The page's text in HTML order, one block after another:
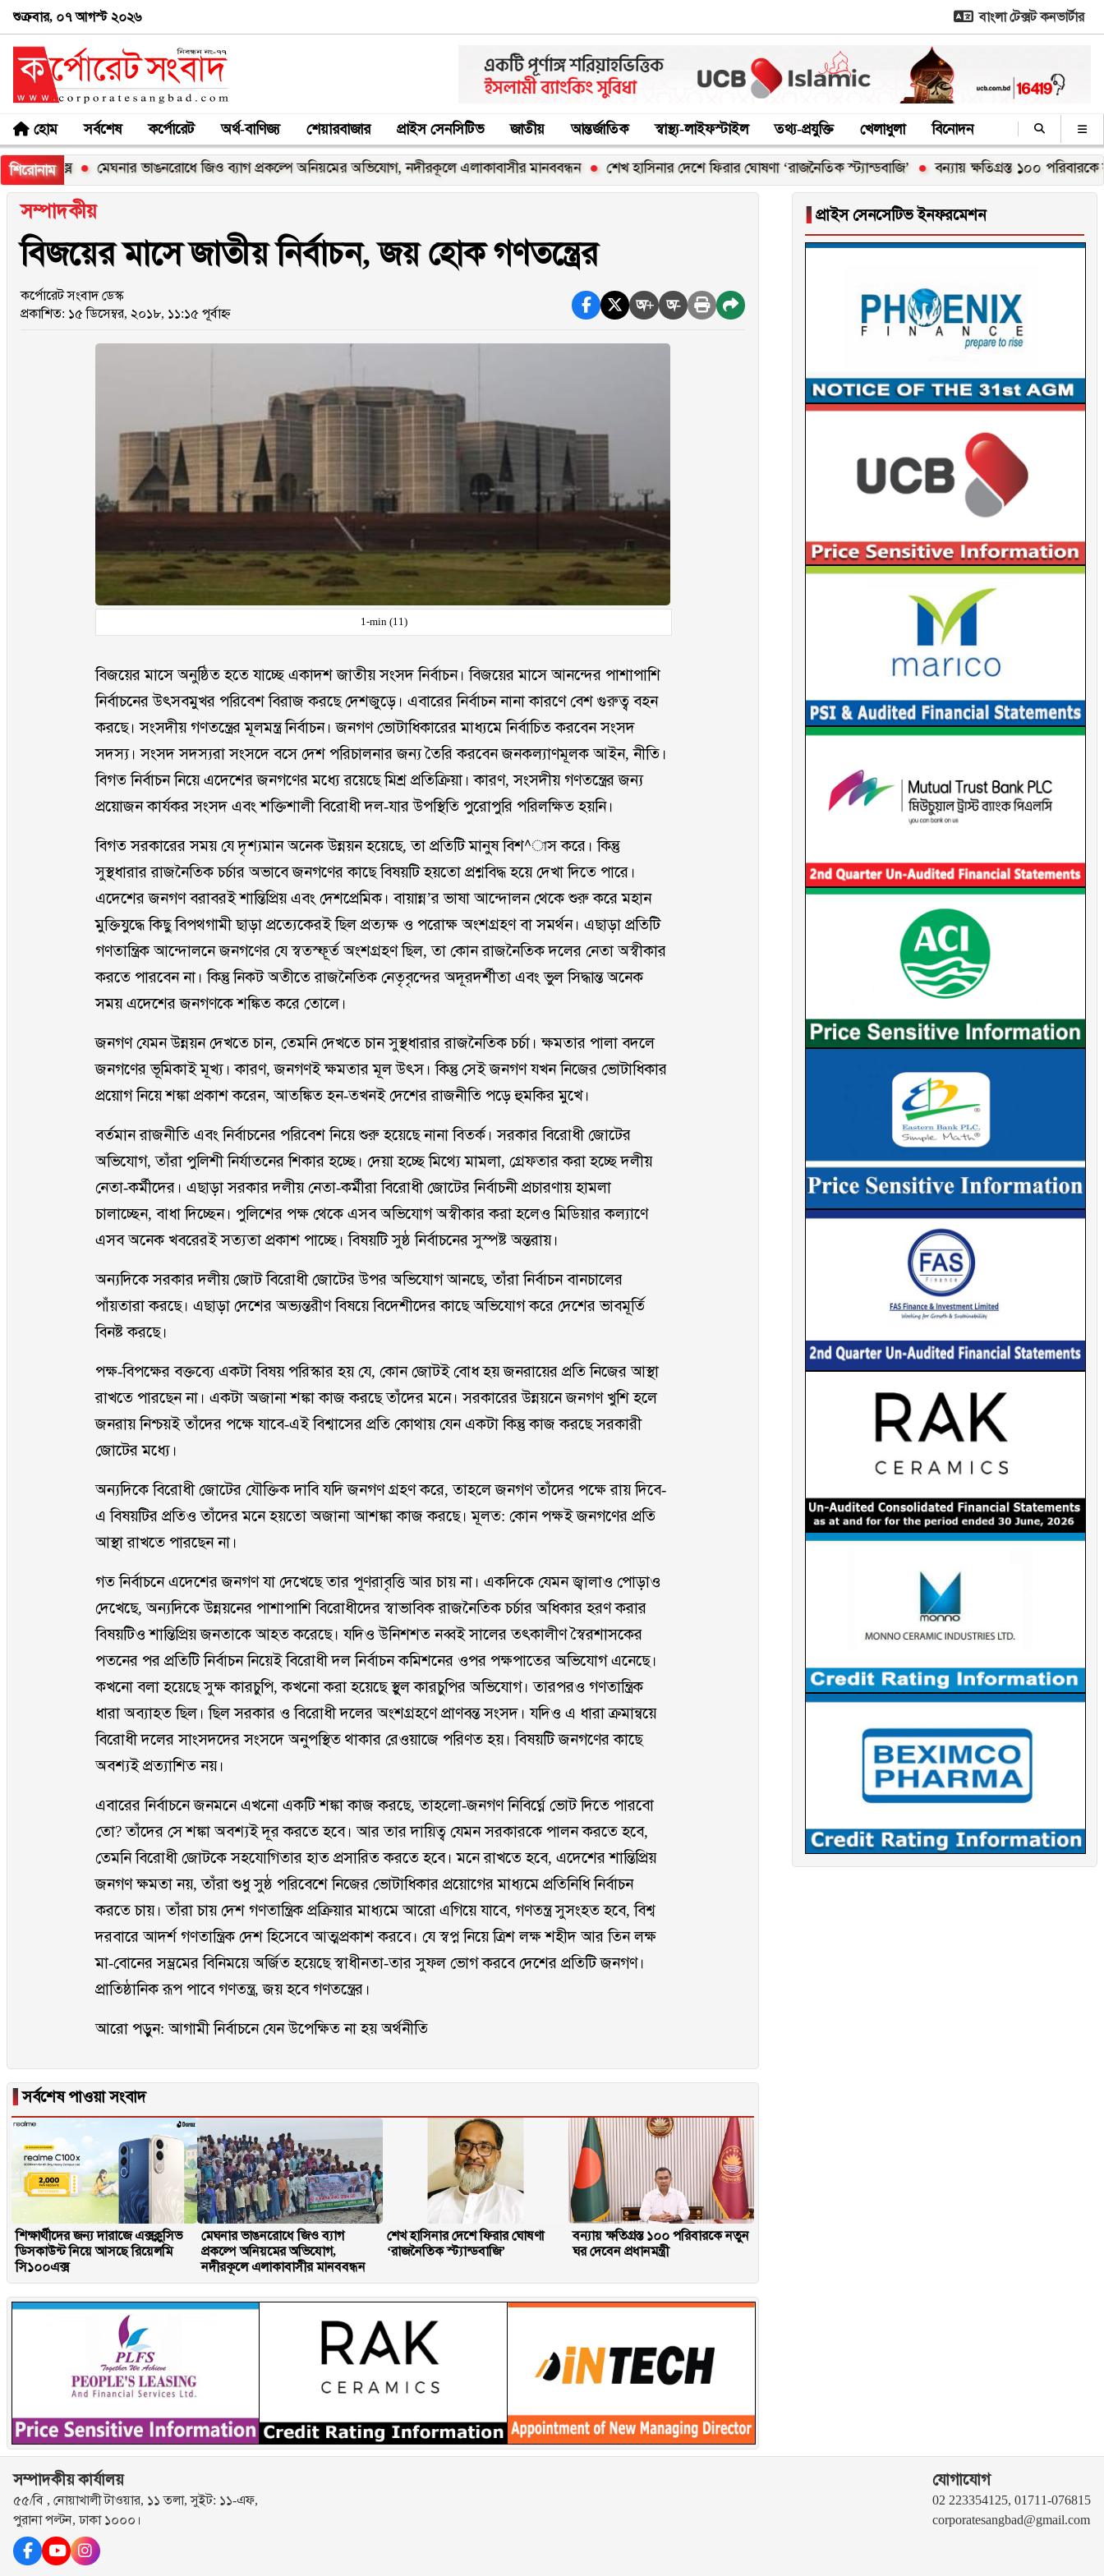
শুক্রবার, ০৭ আগস্ট ২০২৬ বাংলা টেক্সট কনভার্টার
হোম সর্বশেষ কর্পোরেট অর্থ-বাণিজ্য শেয়ারবাজার প্রাইস সেনসিটিভ জাতীয় আন্তর্জাতিক স্বাস্থ্য-লাইফস্টাইল তথ্য-প্রযুক্তি খেলাধুলা বিনোদন
শিরোনামমেঘনার ভাঙনরোধে জিও ব্যাগ প্রকল্পে অনিয়মের অভিযোগ, নদীরকূলে এলাকাবাসীর মানববন্ধন শেখ হাসিনার দেশে ফিরার ঘোষণা ‘রাজনৈতিক স্ট্যান্ডবাজি’ বন্যায় ক্ষতিগ্রস্ত ১০০ পরিবারকে নতুন ঘর
সম্পাদকীয়
বিজয়ের মাসে জাতীয় নির্বাচন, জয় হোক গণতন্ত্রের
কর্পোরেট সংবাদ ডেস্ক
প্রকাশিত: ১৫ ডিসেম্বর, ২০১৮, ১১:১৫ পূর্বাহ্ন
অ+ অ-
1-min (11)
বিজয়ের মাসে অনুষ্ঠিত হতে যাচ্ছে একাদশ জাতীয় সংসদ নির্বাচন। বিজয়ের মাসে আনন্দের পাশাপাশি
নির্বাচনের উৎসবমুখর পরিবেশ বিরাজ করছে দেশজুড়ে। এবারের নির্বাচন নানা কারণে বেশ গুরুত্ব বহন
করছে। সংসদীয় গণতন্ত্রের মূলমন্ত্র নির্বাচন। জনগণ ভোটাধিকারের মাধ্যমে নির্বাচিত করবেন সংসদ
সদস্য। সংসদ সদস্যরা সংসদে বসে দেশ পরিচালনার জন্য তৈরি করবেন জনকল্যাণমূলক আইন, নীতি।
বিগত নির্বাচন নিয়ে এদেশের জনগণের মধ্যে রয়েছে মিশ্র প্রতিক্রিয়া। কারণ, সংসদীয় গণতন্ত্রের জন্য
প্রয়োজন কার্যকর সংসদ এবং শক্তিশালী বিরোধী দল-যার উপস্থিতি পুরোপুরি পরিলক্ষিত হয়নি।
বিগত সরকারের সময় যে দৃশ্যমান অনেক উন্নয়ন হয়েছে, তা প্রতিটি মানুষ বিশ^াস করে। কিন্তু
সুস্থধারার রাজনৈতিক চর্চার অভাবে জনগণের কাছে বিষয়টি হয়তো প্রশ্নবিদ্ধ হয়ে দেখা দিতে পারে।
এদেশের জনগণ বরাবরই শান্তিপ্রিয় এবং দেশপ্রেমিক। বায়ান্ন’র ভাষা আন্দোলন থেকে শুরু করে মহান
মুক্তিযুদ্ধে কিছু বিপথগামী ছাড়া প্রত্যেকেরই ছিল প্রত্যক্ষ ও পরোক্ষ অংশগ্রহণ বা সমর্থন। এছাড়া প্রতিটি
গণতান্ত্রিক আন্দোলনে জনগণের যে স্বতস্ফূর্ত অংশগ্রহণ ছিল, তা কোন রাজনৈতিক দলের নেতা অস্বীকার
করতে পারবেন না। কিন্তু নিকট অতীতে রাজনৈতিক নেতৃবৃন্দের অদূরদর্শীতা এবং ভুল সিদ্ধান্ত অনেক
সময় এদেশের জনগণকে শঙ্কিত করে তোলে।
জনগণ যেমন উন্নয়ন দেখতে চান, তেমনি দেখতে চান সুস্থধারার রাজনৈতিক চর্চা। ক্ষমতার পালা বদলে
জনগণের ভূমিকাই মূখ্য। কারণ, জনগণই ক্ষমতার মূল উৎস। কিন্তু সেই জনগণ যখন নিজের ভোটাধিকার
প্রয়োগ নিয়ে শঙ্কা প্রকাশ করেন, আতঙ্কিত হন-তখনই দেশের রাজনীতি পড়ে হুমকির মুখে।
বর্তমান রাজনীতি এবং নির্বাচনের পরিবেশ নিয়ে শুরু হয়েছে নানা বিতর্ক। সরকার বিরোধী জোটের
অভিযোগ, তাঁরা পুলিশী নির্যাতনের শিকার হচ্ছে। দেয়া হচ্ছে মিথ্যে মামলা, গ্রেফতার করা হচ্ছে দলীয়
নেতা-কর্মীদের। এছাড়া সরকার দলীয় নেতা-কর্মীরা বিরোধী জোটের নির্বাচনী প্রচারণায় হামলা
চালাচ্ছেন, বাধা দিচ্ছেন। পুলিশের পক্ষ থেকে এসব অভিযোগ অস্বীকার করা হলেও মিডিয়ার কল্যাণে
এসব অনেক খবরেরই সত্যতা প্রকাশ পাচ্ছে। বিষয়টি সুষ্ঠ নির্বাচনের সুস্পষ্ট অন্তরায়।
অন্যদিকে সরকার দলীয় জোট বিরোধী জোটের উপর অভিযোগ আনছে, তাঁরা নির্বাচন বানচালের
পাঁয়তারা করছে। এছাড়া দেশের অভ্যন্তরীণ বিষয়ে বিদেশীদের কাছে অভিযোগ করে দেশের ভাবমূর্তি
বিনষ্ট করছে।
পক্ষ-বিপক্ষের বক্তব্যে একটা বিষয় পরিস্কার হয় যে, কোন জোটই বোধ হয় জনরায়ের প্রতি নিজের আস্থা
রাখতে পারছেন না। একটা অজানা শঙ্কা কাজ করছে তাঁদের মনে। সরকারের উন্নয়নে জনগণ খুশি হলে
জনরায় নিশ্চয়ই তাঁদের পক্ষে যাবে-এই বিশ্বাসের প্রতি কোথায় যেন একটা কিন্তু কাজ করছে সরকারী
জোটের মধ্যে।
অন্যদিকে বিরোধী জোটের যৌক্তিক দাবি যদি জনগণ গ্রহণ করে, তাহলে জনগণ তাঁদের পক্ষে রায় দিবে-
এ বিষয়টির প্রতিও তাঁদের মনে হয়তো অজানা আশঙ্কা কাজ করছে। মূলত: কোন পক্ষই জনগণের প্রতি
আস্থা রাখতে পারছেন না।
গত নির্বাচনে এদেশের জনগণ যা দেখেছে তার পূণরাবৃত্তি আর চায় না। একদিকে যেমন জ্বালাও পোড়াও
দেখেছে, অন্যদিকে উন্নয়নের পাশাপাশি বিরোধীদের স্বাভাবিক রাজনৈতিক চর্চার অধিকার হরণ করার
বিষয়টিও শান্তিপ্রিয় জনতাকে আহত করেছে। যদিও উনিশশত নব্বই সালের তৎকালীণ স্বৈরশাসকের
পতনের পর প্রতিটি নির্বাচন নিয়েই বিরোধী দল নির্বাচন কমিশনের ওপর পক্ষপাতের অভিযোগ এনেছে।
কখনো বলা হয়েছে সুক্ষ কারচুপি, কখনো করা হয়েছে স্থুল কারচুপির অভিযোগ। তারপরও গণতান্ত্রিক
ধারা অব্যাহত ছিল। ছিল সরকার ও বিরোধী দলের অংশগ্রহণে প্রাণবন্ত সংসদ। যদিও এ ধারা ক্রমান্বয়ে
বিরোধী দলের সাংসদদের সংসদে অনুপস্থিত থাকার রেওয়াজে পরিণত হয়। বিষয়টি জনগণের কাছে
অবশ্যই প্রত্যাশিত নয়।
এবারের নির্বাচনে জনমনে এখনো একটি শঙ্কা কাজ করছে, তাহলো-জনগণ নিবির্ঘ্নে ভোট দিতে পারবো
তো? তাঁদের সে শঙ্কা অবশ্যই দূর করতে হবে। আর তার দায়িত্ব যেমন সরকারকে পালন করতে হবে,
তেমনি বিরোধী জোটকে সহযোগিতার হাত প্রসারিত করতে হবে। মনে রাখতে হবে, এদেশের শান্তিপ্রিয়
জনগণ ক্ষমতা নয়, তাঁরা শুধু সুষ্ঠ পরিবেশে নিজের ভোটাধিকার প্রয়োগের মাধ্যমে প্রতিনিধি নির্বাচন
করতে চায়। তাঁরা চায় দেশ গণতান্ত্রিক প্রক্রিয়ার মাধ্যমে আরো এগিয়ে যাবে, গণতন্ত্র সুসংহত হবে, বিশ্ব
দরবারে আদর্শ গণতান্ত্রিক দেশ হিসেবে আত্মপ্রকাশ করবে। যে স্বপ্ন নিয়ে ত্রিশ লক্ষ শহীদ আর তিন লক্ষ
মা-বোনের সম্ভ্রমের বিনিময়ে অর্জিত হয়েছে স্বাধীনতা-তার সুফল ভোগ করবে দেশের প্রতিটি জনগণ।
প্রাতিষ্ঠানিক রূপ পাবে গণতন্ত্র, জয় হবে গণতন্ত্রের।
আরো পড়ুন:আগামী নির্বাচনে যেন উপেক্ষিত না হয় অর্থনীতি
▐সর্বশেষ পাওয়া সংবাদ
শিক্ষার্থীদের জন্য দারাজে এক্সক্লুসিভ
ডিসকাউন্ট নিয়ে আসছে রিয়েলমি
সি১০০এক্স
মেঘনার ভাঙনরোধে জিও ব্যাগ
প্রকল্পে অনিয়মের অভিযোগ,
নদীরকূলে এলাকাবাসীর মানববন্ধন
শেখ হাসিনার দেশে ফিরার ঘোষণা
‘রাজনৈতিক স্ট্যান্ডবাজি’
বন্যায় ক্ষতিগ্রস্ত ১০০ পরিবারকে নতুন
ঘর দেবেন প্রধানমন্ত্রী
▐ প্রাইস সেনসেটিভ ইনফরমেশন
সম্পাদকীয় কার্যালয়
৫৫/বি , নোয়াখালী টাওয়ার, ১১ তলা, সুইট: ১১-এফ,
পুরানা পল্টন, ঢাকা ১০০০।
যোগাযোগ
02 223354125, 01711-076815
corporatesangbad@gmail.com